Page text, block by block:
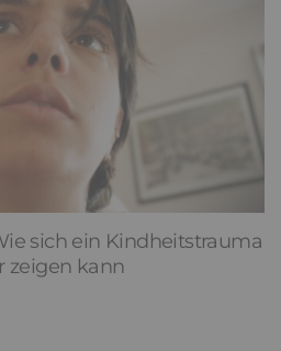
sich ein Kindheitstrauma
zeigen kann